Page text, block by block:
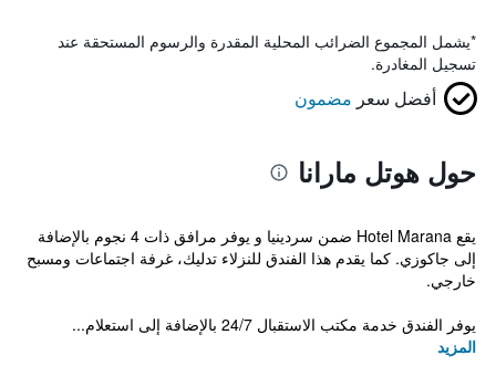
*يشمل المجموع الضرائب المحلية المقدرة والرسوم المستحقة عند
تسجيل المغادرة.
أفضل سعر مضمون
حول هوتل مارانا
يقع Hotel Marana ضمن سردينيا و يوفر مرافق ذات 4 نجوم بالإضافة
إلى جاكوزي. كما يقدم هذا الفندق للنزلاء تدليك، غرفة اجتماعات ومسبح
خارجي.
يوفر الفندق خدمة مكتب الاستقبال 24/7 بالإضافة إلى استعلام...
المزيد